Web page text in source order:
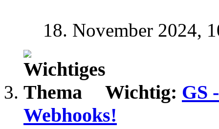
18. November 2024,
Wichtig: GS
Webhooks!